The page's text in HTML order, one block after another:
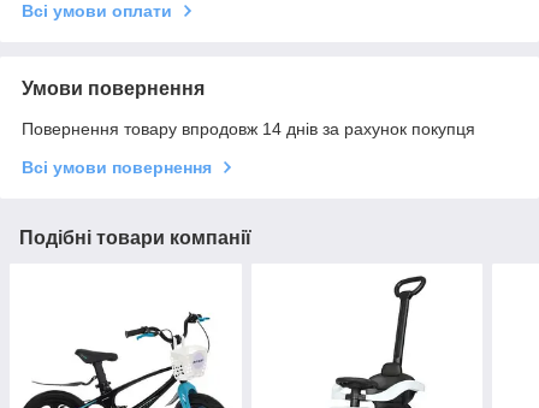
Всі умови оплати
Умови повернення
Повернення товару впродовж 14 днів за рахунок покупця
Всі умови повернення
Подібні товари компанії